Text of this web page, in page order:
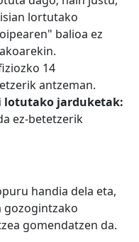
lortutako
balioa ez
14
antzeman.
lotutako jarduketak:
ez-betetzerik
handia dela eta,
gozogintzako
gomendatzen da.